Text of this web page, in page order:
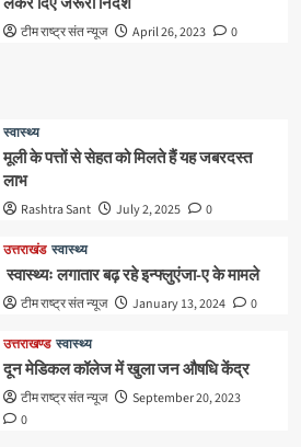
टीम राष्ट्र संत न्यूज April 26, 2023 0
स्वास्थ्य
मूली के पत्तों से सेहत को मिलते हैं यह जबरदस्त
लाभ
Rashtra Sant July 2, 2025 0
उत्तराखंड स्वास्थ्य
स्वास्थ्यः लगातार बढ़ रहे इन्फ्लुएंजा-ए के मामले
टीम राष्ट्र संत न्यूज January 13, 2024 0
उत्तराखण्ड स्वास्थ्य
दून मेडिकल कॉलेज में खुला जन औषधि केंद्र
टीम राष्ट्र संत न्यूज
September 20, 2023
0